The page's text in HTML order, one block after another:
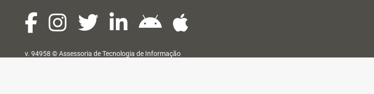
v. 94958 ©Assessoria de Tecnologia de Informação